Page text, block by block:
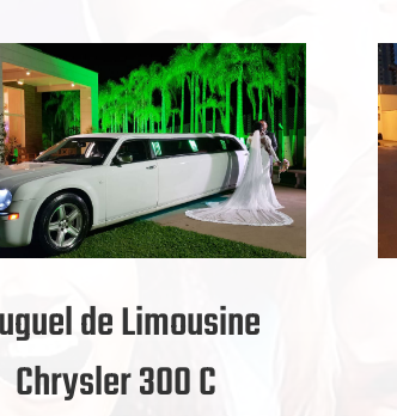
de Limousine
Chrysler 300 C